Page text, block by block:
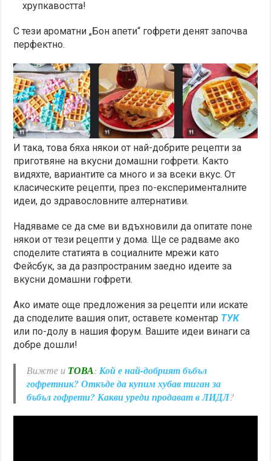
хрупкавостта!
С тези ароматни „Бон апети“ гофрети денят започва
перфектно.
И така, това бяха някои от най-добрите рецепти за
приготвяне на вкусни домашни гофрети. Както
видяхте, вариантите са много и за всеки вкус. От
класическите рецепти, през по-експерименталните
идеи, до здравословните алтернативи.
Надяваме се да сме ви вдъхновили да опитате поне
някои от тези рецепти у дома. Ще се радваме ако
споделите статията в социалните мрежи като
Фейсбук, за да разпространим заедно идеите за
вкусни домашни гофрети.
Ако имате още предложения за рецепти или искате
да споделите вашия опит, оставете коментар ТУК
или по-долу в нашия форум. Вашите идеи винаги са
добре дошли!
Вижте и ТОВА:Кой е най-добрият бъбъл
гофретник? Откъде да купим хубав тиган за
бъбъл гофрети? Какви уреди продават в ЛИДЛ?